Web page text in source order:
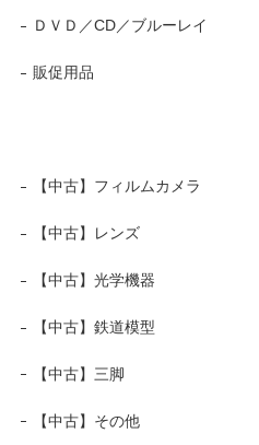
ＤＶＤ／CD／ブルーレイ
販促用品
【中古】フィルムカメラ
【中古】レンズ
【中古】光学機器
【中古】鉄道模型
【中古】三脚
【中古】その他